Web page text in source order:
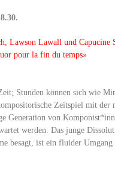
Lawson Lawall und Capucine
pour la fin du temps»
Stunden können sich wie
Zeitspiel mit
Generation von
werden. Das junge
besagt, ist ein fluider